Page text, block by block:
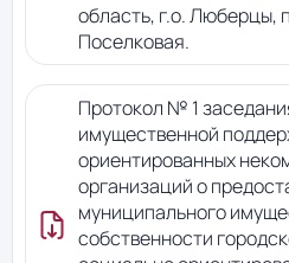
область, г.о. Люберцы,
Поселковая.
Протокол № 1
имущественной
ориентированных
организаций о
муниципального
собственности